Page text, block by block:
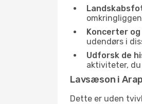
Koncerter
udendørs i
Udforsk de
aktiviteter, du
Lavsæson i
Dette er uden